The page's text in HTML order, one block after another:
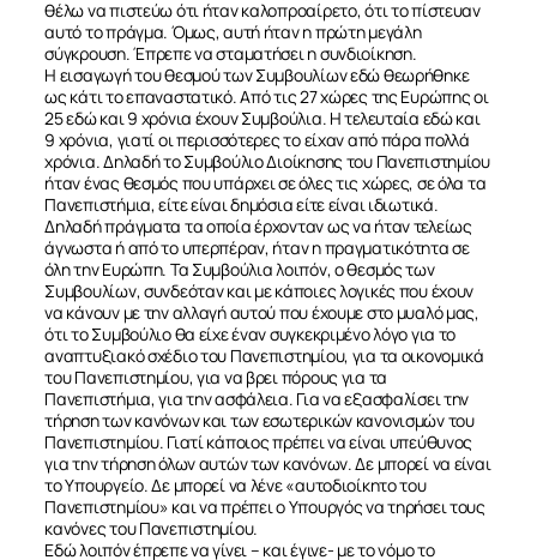
θέλω να πιστεύω ότι ήταν καλοπροαίρετο, ότι το πίστευαν
αυτό το πράγμα. Όμως, αυτή ήταν η πρώτη μεγάλη
σύγκρουση. Έπρεπε να σταματήσει η συνδιοίκηση.
Η εισαγωγή του θεσμού των Συμβουλίων εδώ θεωρήθηκε
ως κάτι το επαναστατικό. Από τις 27 χώρες της Ευρώπης οι
25 εδώ και 9 χρόνια έχουν Συμβούλια. Η τελευταία εδώ και
9 χρόνια, γιατί οι περισσότερες το είχαν από πάρα πολλά
χρόνια. Δηλαδή το Συμβούλιο Διοίκησης του Πανεπιστημίου
ήταν ένας θεσμός που υπάρχει σε όλες τις χώρες, σε όλα τα
Πανεπιστήμια, είτε είναι δημόσια είτε είναι ιδιωτικά.
Δηλαδή πράγματα τα οποία έρχονταν ως να ήταν τελείως
άγνωστα ή από το υπερπέραν, ήταν η πραγματικότητα σε
όλη την Ευρώπη. Τα Συμβούλια λοιπόν, ο θεσμός των
Συμβουλίων, συνδεόταν και με κάποιες λογικές που έχουν
να κάνουν με την αλλαγή αυτού που έχουμε στο μυαλό μας,
ότι το Συμβούλιο θα είχε έναν συγκεκριμένο λόγο για το
αναπτυξιακό σχέδιο του Πανεπιστημίου, για τα οικονομικά
του Πανεπιστημίου, για να βρει πόρους για τα
Πανεπιστήμια, για την ασφάλεια. Για να εξασφαλίσει την
τήρηση των κανόνων και των εσωτερικών κανονισμών του
Πανεπιστημίου. Γιατί κάποιος πρέπει να είναι υπεύθυνος
για την τήρηση όλων αυτών των κανόνων. Δε μπορεί να είναι
το Υπουργείο. Δε μπορεί να λένε «αυτοδιοίκητο του
Πανεπιστημίου» και να πρέπει ο Υπουργός να τηρήσει τους
κανόνες του Πανεπιστημίου.
Εδώ λοιπόν έπρεπε να γίνει – και έγινε- με το νόμο το